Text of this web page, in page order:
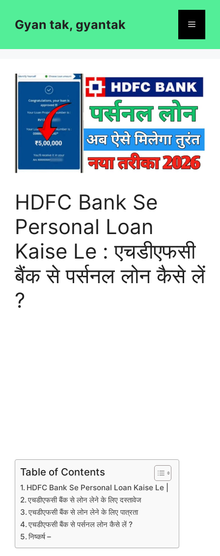
contentGyan tak, gyantak Menu
HDFC Bank Se
Personal Loan
Kaise Le : एचडीएफसी
बैंक से पर्सनल लोन कैसे लें
?
Table of Contents
HDFC Bank Se Personal Loan Kaise Le |
एचडीएफसी बैंक से लोन लेने के लिए दस्तावेज
एचडीएफसी बैंक से लोन लेने के लिए पात्रता
एचडीएफसी बैंक से पर्सनल लोन कैसे लें ?
निष्कर्ष –